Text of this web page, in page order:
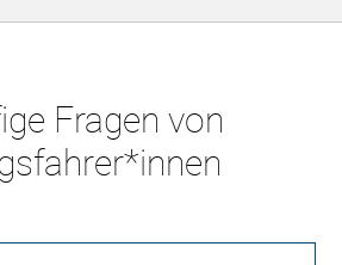
Fragen von